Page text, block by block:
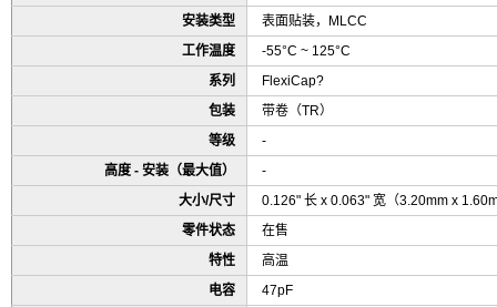
安装类型
表面贴装，MLCC
工作温度
-55°C ~ 125°C
系列
FlexiCap?
包装
带卷（TR）
等级
-
高度 - 安装（最大值）
-
大小/尺寸
0.126" 长 x 0.063" 宽（3.20mm x
零件状态
在售
特性
高温
电容
47pF